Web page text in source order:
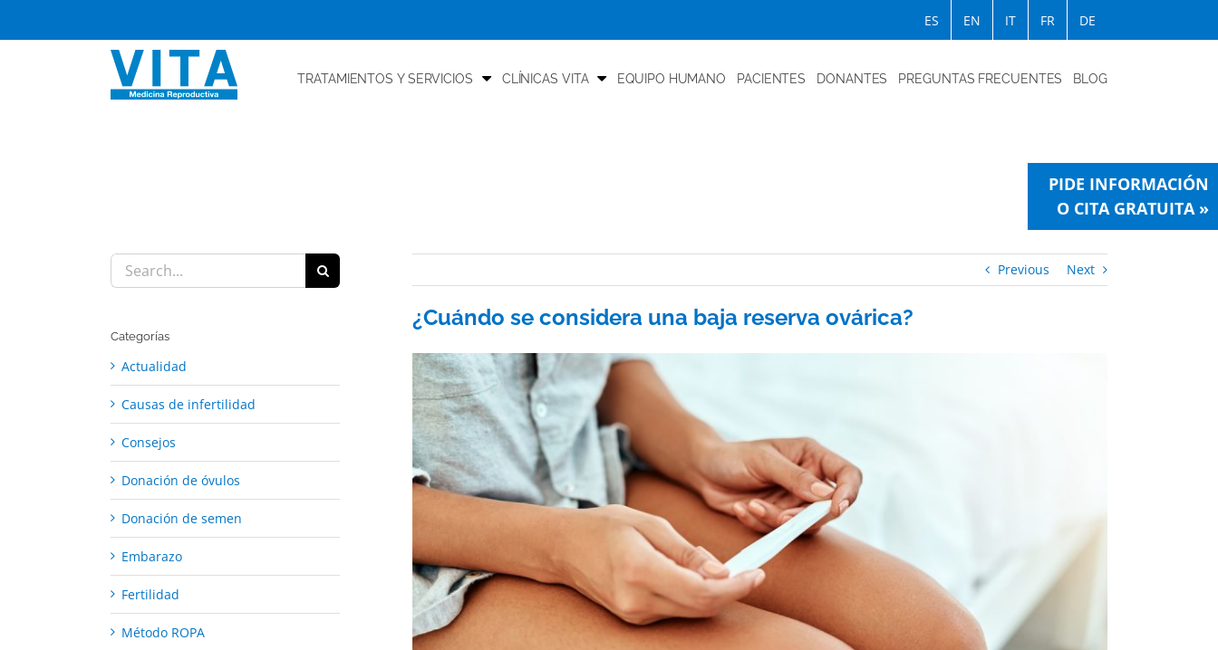
ES EN IT FR DE
TRATAMIENTOS Y SERVICIOS CLÍNICAS VITA EQUIPO HUMANO PACIENTES DONANTES PREGUNTAS FRECUENTES BLOG
PIDE INFORMACIÓN
O CITA GRATUITA »
Previous Next
¿Cuándo se considera una baja reserva ovárica?
View
Larger
Image
Search
for:
Categorías
Actualidad
Causas de infertilidad
Consejos
Donación de óvulos
Donación de semen
Embarazo
Fertilidad
Método ROPA